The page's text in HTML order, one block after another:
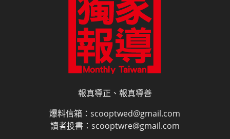
報真導正、報真導善
爆料信箱：scooptwed@gmail.com
讀者投書：scooptwre@gmail.com